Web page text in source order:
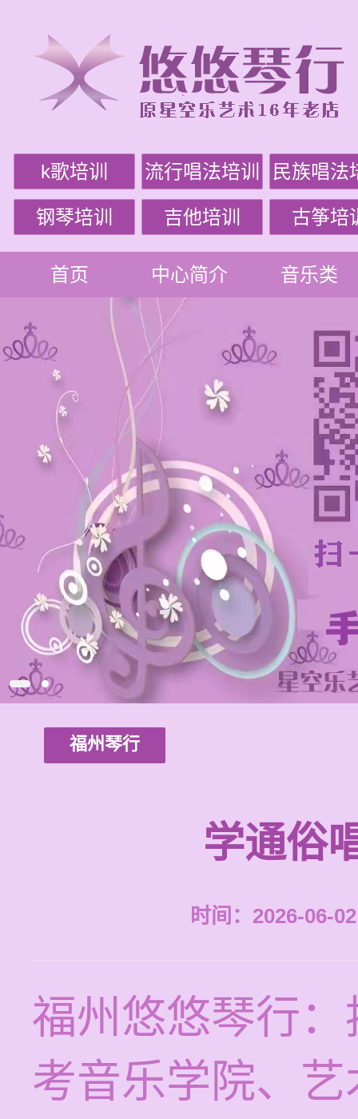
k歌培训 流行唱法培训 民族唱法
钢琴培训 吉他培训 古筝培
首页 中心简介 音乐类
福州琴行
学通俗
时间：2026-06-
福州悠悠琴行
考音乐学院、